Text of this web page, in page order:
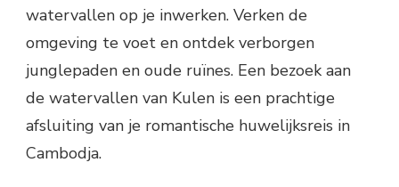
watervallen op je inwerken. Verken de
omgeving te voet en ontdek verborgen
junglepaden en oude ruïnes. Een bezoek aan
de watervallen van Kulen is een prachtige
afsluiting van je romantische huwelijksreis in
Cambodja.